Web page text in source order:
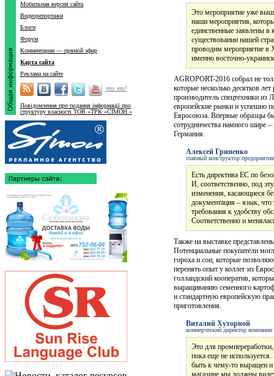
Это мероприятие уже
наши мероприятия,
единственные заявлены
существовании нашей
проводим мероприятие в
именно восточно-
AGROPORT-2016 собрал не
которые несколько десятков
производитель спецтехники из
европейские рынки и успешно
Евросоюза. Впервые образцы
сотрудничества намного шире
Германия.
Алексей Гриненко
главный конструктор
Есть директива ЕС по
И, соответственно, под
изменения, касающиеся
документация – язык,
требования к удобству
Соответственно и
Также на выставке
Потенциальные покупатели
гороха и сои, которые
перенять опыт у коллег из
голландский кооператив,
выращиванию семенного
и стандартную европейскую
приготовления.
Виталий Хуторной
коммерческий директор
Это для
пока еще не
быть к чему-то выращен и
магазине мы должны
Мобильная версия сайта
Видеорепортажи
Блоги
Форум
Комментарии — прямой эфир
Карта сайта
Реклама на сайте
что это?
Повідомлення про подання інформації про
структуру власності ТОВ «ТРК «СІМОН.»